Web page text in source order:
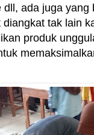
ada juga
tak lain
produk